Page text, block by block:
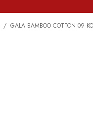
GALA BAMBOO COTTON 09